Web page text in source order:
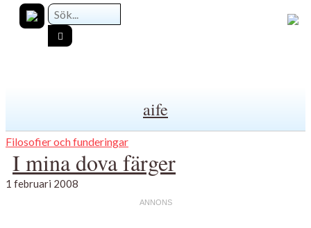
aife
Filosofier och funderingar
I mina dova färger
1 februari 2008